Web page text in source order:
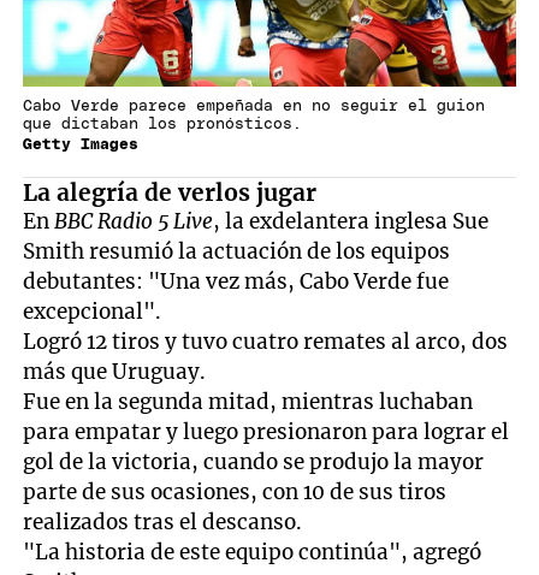
Getty Images
Cabo Verde parece empeñada en no seguir el guion
que dictaban los pronósticos.
La alegría de verlos jugar
EnBBC Radio 5 Live, la exdelantera inglesa Sue
Smith resumió la actuación de los equipos
debutantes: "Una vez más, Cabo Verde fue
excepcional".
Logró 12 tiros y tuvo cuatro remates al arco, dos
más que Uruguay.
Fue en la segunda mitad, mientras luchaban
para empatar y luego presionaron para lograr el
gol de la victoria, cuando se produjo la mayor
parte de sus ocasiones, con 10 de sus tiros
realizados tras el descanso.
"La historia de este equipo continúa", agregó